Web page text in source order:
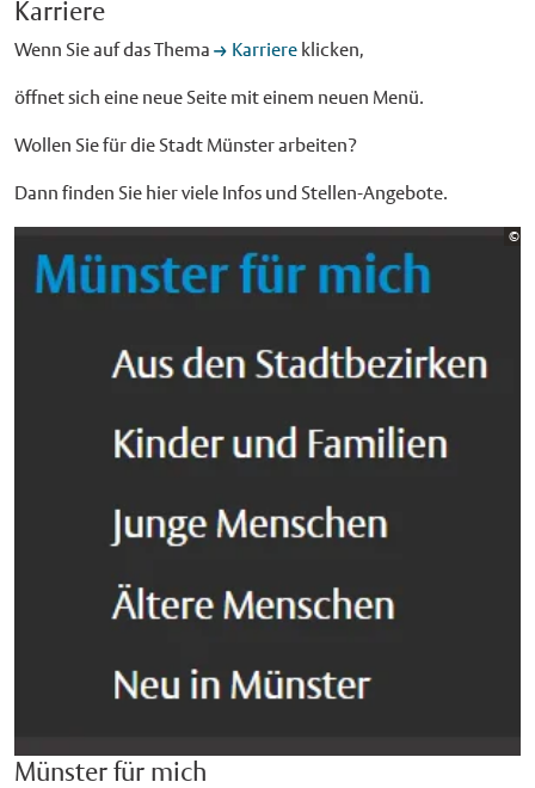
Karriere
Wenn Sie auf das Thema Karriere klicken,
öffnet sich eine neue Seite mit einem neuen Menü.
Wollen Sie für die Stadt Münster arbeiten?
Dann finden Sie hier viele Infos und Stellen-Angebote.
©
Münster für mich